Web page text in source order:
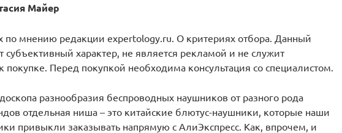
Майер
мнению редакции expertology.ru. О критериях отбора. Данный
субъективный характер, не является рекламой и не служит
покупке. Перед покупкой необходима консультация со специалистом.
разнообразия беспроводных наушников от разного рода
отдельная ниша – это китайские блютус-наушники, которые наши
привыкли заказывать напрямую с АлиЭкспресс. Как, впрочем, и